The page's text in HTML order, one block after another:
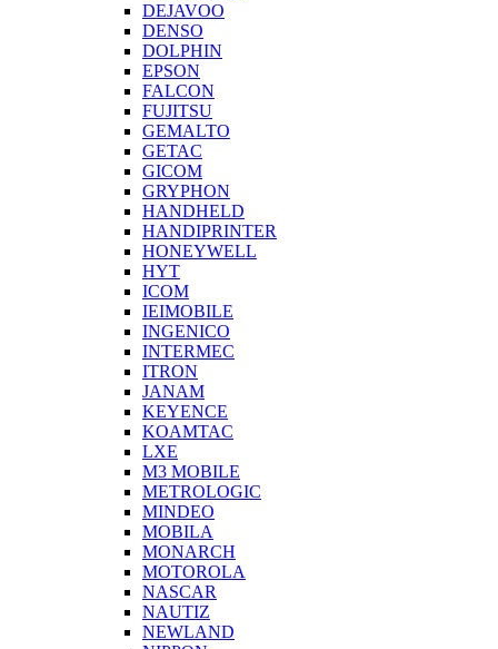
DEJAVOO
DENSO
DOLPHIN
EPSON
FALCON
FUJITSU
GEMALTO
GETAC
GICOM
GRYPHON
HANDHELD
HANDIPRINTER
HONEYWELL
HYT
ICOM
IEIMOBILE
INGENICO
INTERMEC
ITRON
JANAM
KEYENCE
KOAMTAC
LXE
M3 MOBILE
METROLOGIC
MINDEO
MOBILA
MONARCH
MOTOROLA
NASCAR
NAUTIZ
NEWLAND